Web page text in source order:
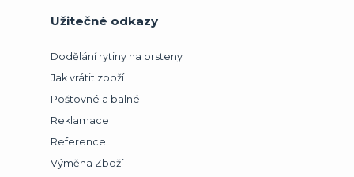
Užitečné odkazy
Dodělání rytiny na prsteny
Jak vrátit zboží
Poštovné a balné
Reklamace
Reference
Výměna Zboží